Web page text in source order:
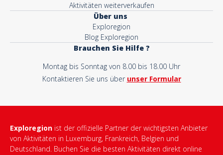
Aktivitäten weiterverkaufen
Über uns
Exploregion
Blog Exploregion
Brauchen Sie Hilfe ?
Montag bis Sonntag von 8.00 bis 18.00 Uhr
Kontaktieren Sie uns über unser Formular
Exploregion ist der offizielle Partner der wichtigsten Anbieter
von Aktivitäten in Luxemburg, Frankreich, Belgien und
Deutschland. Buchen Sie die besten Aktivitäten direkt online